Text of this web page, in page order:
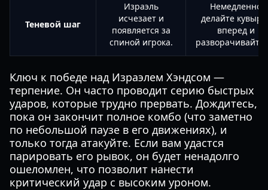
Теневой шаг
Израэль
исчезает и
появляется за
спиной игрока.
Немедленно
делайте
вперед и
Ключ к победе над Израэлем Хэндсом —
терпение. Он часто проводит серию быстрых
ударов, которые трудно прервать. Дождитесь,
пока он закончит полное комбо (что заметно
по небольшой паузе в его движениях), и
только тогда атакуйте. Если вам удастся
парировать его рывок, он будет ненадолго
ошеломлен, что позволит нанести
критический удар с высоким уроном.